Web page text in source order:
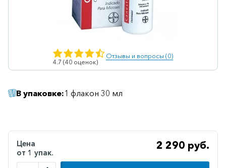
Ветеринарные
Гематологические
Гинекология
Дерматологические
4.7 (40 оценок)
Отзывы и вопросы (0)
В упаковке:1 флакон 30 мл
Цена
от 1 упак.
2 290 руб.